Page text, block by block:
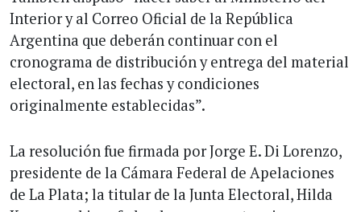
Interior y al Correo Oficial de la República
Argentina que deberán continuar con el
cronograma de distribución y entrega del material
electoral, en las fechas y condiciones
originalmente establecidas”.
La resolución fue firmada por Jorge E. Di Lorenzo,
presidente de la Cámara Federal de Apelaciones
de La Plata; la titular de la Junta Electoral, Hilda